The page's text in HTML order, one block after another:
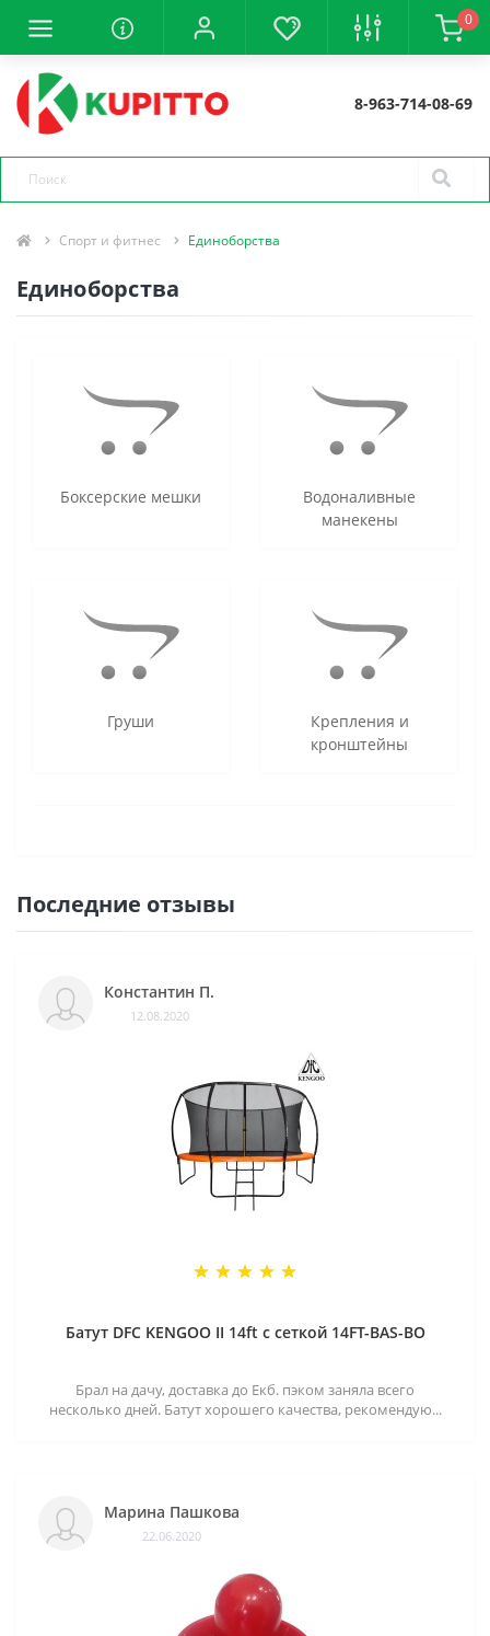
0
8-963-714-08-69
Спорт и фитнес Единоборства
Единоборства
Боксерские мешки
Водоналивные
манекены
Груши
Крепления и
кронштейны
Последние отзывы
Константин П.
12.08.2020
Батут DFC KENGOO II 14ft с сеткой 14FT-BAS-BO
Брал на дачу, доставка до Екб. пэком заняла всего
несколько дней. Батут хорошего качества, рекомендую...
Марина Пашкова
22.06.2020